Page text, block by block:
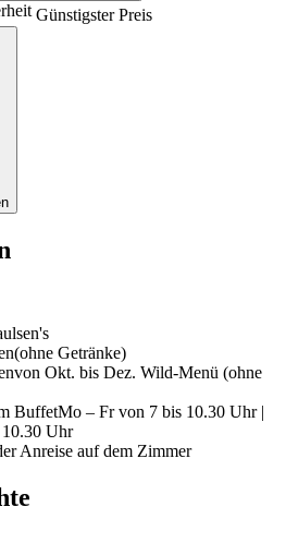
Günstigster Preis
(ohne Getränke)
von Okt. bis Dez. Wild-Menü (ohne
BuffetMo – Fr von 7 bis 10.30 Uhr |
Uhr
Anreise auf dem Zimmer